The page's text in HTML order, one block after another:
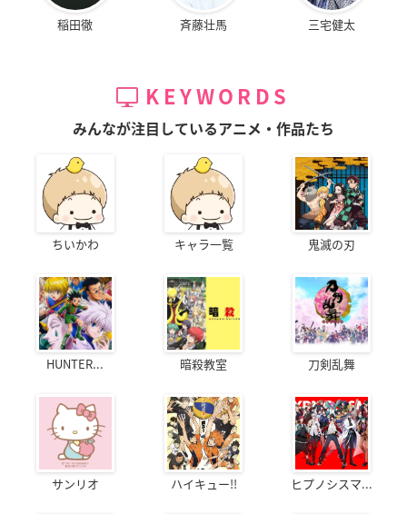
稲田徹 斉藤壮馬 三宅健太
KEYWORDS
みんなが注目しているアニメ・作品たち
ちいかわ キャラ一覧 鬼滅の刃
HUNTER... 暗殺教室 刀剣乱舞
サンリオ ハイキュー!! ヒプノシスマ...